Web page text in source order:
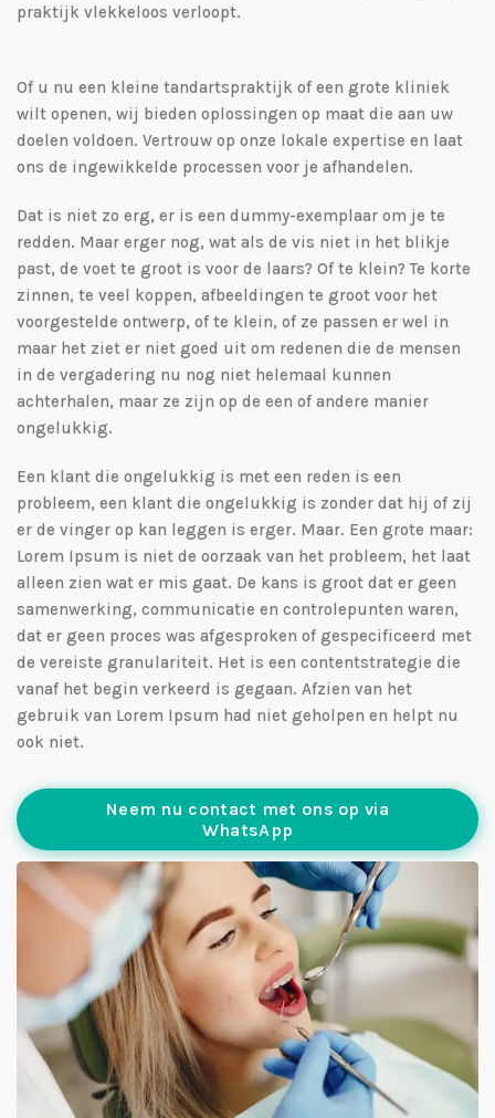
praktijk vlekkeloos verloopt.
Of u nu een kleine tandartspraktijk of een grote kliniek
wilt openen, wij bieden oplossingen op maat die aan uw
doelen voldoen. Vertrouw op onze lokale expertise en laat
ons de ingewikkelde processen voor je afhandelen.
Dat is niet zo erg, er is een dummy-exemplaar om je te
redden. Maar erger nog, wat als de vis niet in het blikje
past, de voet te groot is voor de laars? Of te klein? Te korte
zinnen, te veel koppen, afbeeldingen te groot voor het
voorgestelde ontwerp, of te klein, of ze passen er wel in
maar het ziet er niet goed uit om redenen die de mensen
in de vergadering nu nog niet helemaal kunnen
achterhalen, maar ze zijn op de een of andere manier
ongelukkig.
Een klant die ongelukkig is met een reden is een
probleem, een klant die ongelukkig is zonder dat hij of zij
er de vinger op kan leggen is erger. Maar. Een grote maar:
Lorem Ipsum is niet de oorzaak van het probleem, het laat
alleen zien wat er mis gaat. De kans is groot dat er geen
samenwerking, communicatie en controlepunten waren,
dat er geen proces was afgesproken of gespecificeerd met
de vereiste granulariteit. Het is een contentstrategie die
vanaf het begin verkeerd is gegaan. Afzien van het
gebruik van Lorem Ipsum had niet geholpen en helpt nu
ook niet.
Neem nu contact met ons op via
WhatsApp